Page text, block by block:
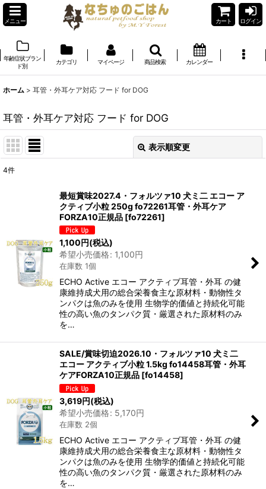
メニュー カート ログイン
年齢症状ブラン
ド別
カテゴリ マイページ 商品検索 カレンダー
ホーム > 耳管・外耳ケア対応 フード for DOG
耳管・外耳ケア対応 フード for DOG
表示順変更
4件
最短賞味2027.4・フォルツァ10 犬ミ二 エコー ア
クティブ小粒 250g fo72261耳管・外耳ケア
FORZA10正規品 [fo72261]
1,100 円(税込)
希望小売価格: 1,100円
在庫数 1個
ECHO Active エコー アクティブ耳管・外耳 の健
康維持成犬用の総合栄養食主な原材料・動物性タ
ンパクは魚のみを使用 生物学的価値と持続化可能
性の高い魚のタンパク質・厳選された原材料のみ
を…
SALE/賞味切迫2026.10・フォルツァ10 犬ミ二
エコー アクティブ小粒 1.5kg fo14458耳管・外耳
ケアFORZA10正規品 [fo14458]
3,619円(税込)
希望小売価格: 5,170円
在庫数 2個
ECHO Active エコー アクティブ耳管・外耳 の健
康維持成犬用の総合栄養食主な原材料・動物性タ
ンパクは魚のみを使用 生物学的価値と持続化可能
性の高い魚のタンパク質・厳選された原材料のみ
を…